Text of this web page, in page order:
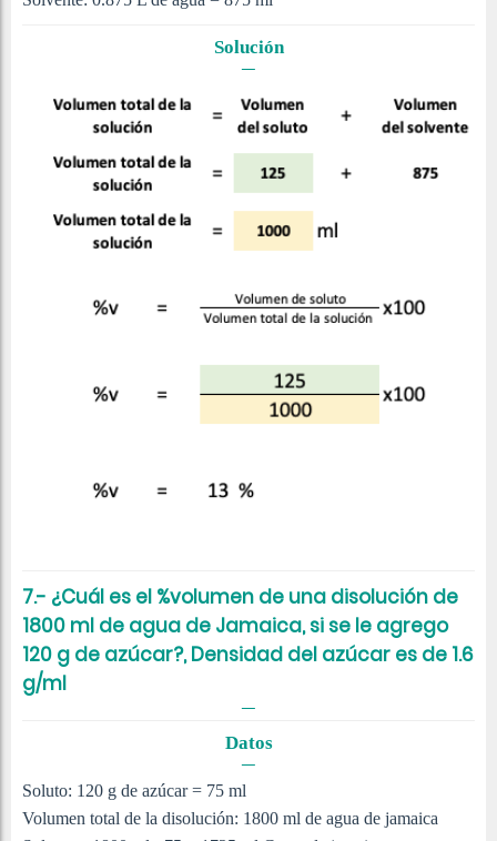
Solución
7.- ¿Cuál es el %volumen de una disolución de
1800 ml de agua de Jamaica, si se le agrego
120 g de azúcar?, Densidad del azúcar es de 1.6
g/ml
Datos
Soluto: 120 g de azúcar = 75 ml
Volumen total de la disolución: 1800 ml de agua de jamaica